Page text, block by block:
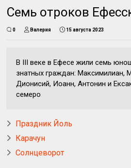
Семь отроков
0 Валерия 15 августа 2023
В III веке в Ефесе жили семь
знатных граждан: Максимилиан,
Дионисий, Иоанн, Антонин и
семеро
Праздник Йоль
Карачун
Солнцеворот